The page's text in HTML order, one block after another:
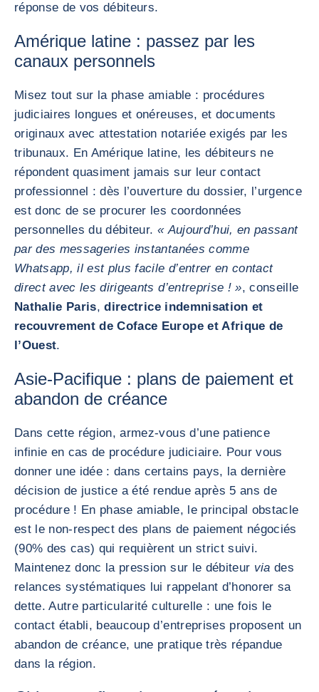
réponse de vos débiteurs.
Amérique latine : passez par les
canaux personnels
Misez tout sur la phase amiable : procédures
judiciaires longues et onéreuses, et documents
originaux avec attestation notariée exigés par les
tribunaux. En Amérique latine, les débiteurs ne
répondent quasiment jamais sur leur contact
professionnel : dès l’ouverture du dossier, l’urgence
est donc de se procurer les coordonnées
personnelles du débiteur. « Aujourd’hui, en passant
par des messageries instantanées comme
Whatsapp, il est plus facile d’entrer en contact
direct avec les dirigeants d’entreprise ! », conseille
Nathalie Paris,directrice indemnisation et
recouvrement de Coface Europe et Afrique de
l’Ouest.
Asie-Pacifique : plans de paiement et
abandon de créance
Dans cette région, armez-vous d’une patience
infinie en cas de procédure judiciaire. Pour vous
donner une idée : dans certains pays, la dernière
décision de justice a été rendue après 5 ans de
procédure ! En phase amiable, le principal obstacle
est le non-respect des plans de paiement négociés
(90% des cas) qui requièrent un strict suivi.
Maintenez donc la pression sur le débiteur via des
relances systématiques lui rappelant d’honorer sa
dette. Autre particularité culturelle : une fois le
contact établi, beaucoup d’entreprises proposent un
abandon de créance, une pratique très répandue
dans la région.